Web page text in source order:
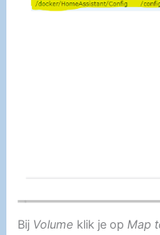
Bij Volume klik je opMap